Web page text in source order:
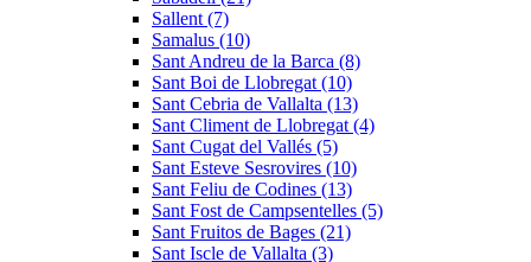
Sallent (7)
Samalus (10)
Sant Andreu de la Barca (8)
Sant Boi de Llobregat (10)
Sant Cebria de Vallalta (13)
Sant Climent de Llobregat (4)
Sant Cugat del Vallés (5)
Sant Esteve Sesrovires (10)
Sant Feliu de Codines (13)
Sant Fost de Campsentelles (5)
Sant Fruitos de Bages (21)
Sant Iscle de Vallalta (3)